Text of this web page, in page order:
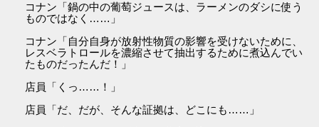
コナン「鍋の中の葡萄ジュースは、ラーメンのダシに使う
ものではなく……」
コナン「自分自身が放射性物質の影響を受けないために、
レスベラトロールを濃縮させて抽出するために煮込んでい
たものだったんだ！」
店員「くっ……！」
店員「だ、だが、そんな証拠は、どこにも……」